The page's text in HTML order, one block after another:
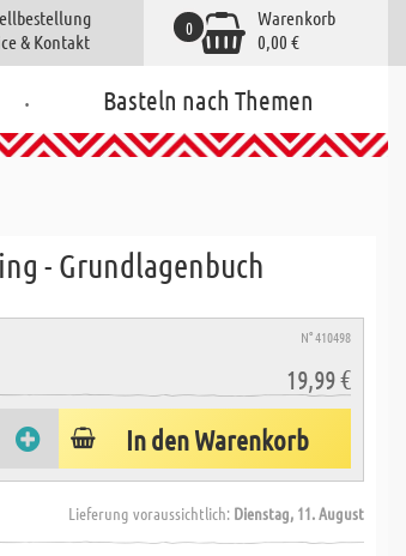
& Kontakt
Warenkorb
0,00 €
0
. Basteln nach Themen
- Grundlagenbuch
N° 410498
19,99 €
In den Warenkorb
Lieferung voraussichtlich: Dienstag, 11. August